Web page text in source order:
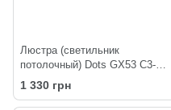
Люстра (светильник
потолочный) Dots GX53 C3-
325 Black
1 330 грн